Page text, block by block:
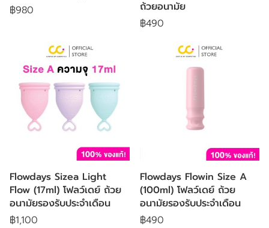
฿980
ถ้วยอนามัย
฿490
Flowdays Sizea Light
Flow (17ml) โฟลว์เดย์ ถ้วย
อนามัยรองรับประจำเดือน
฿1,100
Flowdays Flowin Size A
(100ml) โฟลว์เดย์ ถ้วย
อนามัยรองรับประจำเดือน
฿490